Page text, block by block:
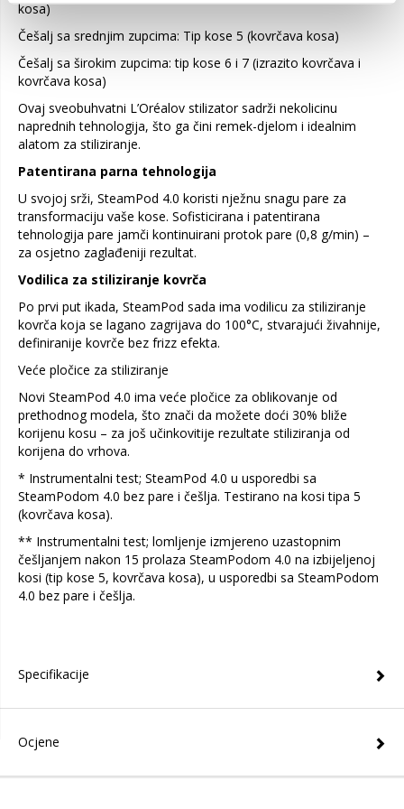
kosa)
Češalj sa srednjim zupcima: Tip kose 5 (kovrčava kosa)
Češalj sa širokim zupcima: tip kose 6 i 7 (izrazito kovrčava i
kovrčava kosa)
Ovaj sveobuhvatni L’Oréalov stilizator sadrži nekolicinu
naprednih tehnologija, što ga čini remek-djelom i idealnim
alatom za stiliziranje.
Patentirana parna tehnologija
U svojoj srži, SteamPod 4.0 koristi nježnu snagu pare za
transformaciju vaše kose. Sofisticirana i patentirana
tehnologija pare jamči kontinuirani protok pare (0,8 g/min) –
za osjetno zaglađeniji rezultat.
Vodilica za stiliziranje kovrča
Po prvi put ikada, SteamPod sada ima vodilicu za stiliziranje
kovrča koja se lagano zagrijava do 100°C, stvarajući živahnije,
definiranije kovrče bez frizz efekta.
Veće pločice za stiliziranje
Novi SteamPod 4.0 ima veće pločice za oblikovanje od
prethodnog modela, što znači da možete doći 30% bliže
korijenu kosu – za još učinkovitije rezultate stiliziranja od
korijena do vrhova.
* Instrumentalni test; SteamPod 4.0 u usporedbi sa
SteamPodom 4.0 bez pare i češlja. Testirano na kosi tipa 5
(kovrčava kosa).
** Instrumentalni test; lomljenje izmjereno uzastopnim
češljanjem nakon 15 prolaza SteamPodom 4.0 na izbijeljenoj
kosi (tip kose 5, kovrčava kosa), u usporedbi sa SteamPodom
4.0 bez pare i češlja.
Specifikacije
Ocjene